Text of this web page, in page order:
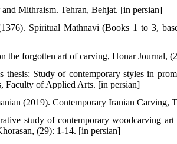
Mithraism. Tehran, Behjat. [in persian]
Spiritual Mathnavi (Books 1 to 3,
the forgotten art of carving, Honar Journal,
thesis: Study of contemporary styles in
Faculty of Applied Arts. [in persian]
(2019). Contemporary Iranian Carving,
study of contemporary woodcarving
(29): 1-14. [in persian]